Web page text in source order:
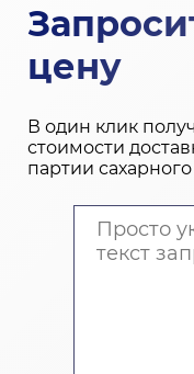
цену
В один клик
стоимости
партии